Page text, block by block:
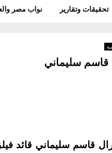
تحقيقات وتقارير نواب مصر
قاسم سليماني
قاسم سليماني قائد